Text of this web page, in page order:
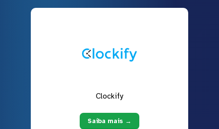
Clockify
Saiba mais →